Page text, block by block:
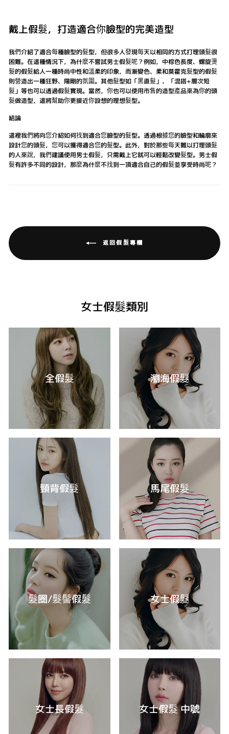
戴上假髮，打造適合你臉型的完美造型
我們介紹了適合每種臉型的髮型，但很多人發現每天以相同的方式打理頭髮很
困難。在這種情況下，為什麼不嘗試男士假髮呢？例如，中棕色長度、螺旋燙
髮的假髮給人一種時尚中性和溫柔的印象，而漸變色、柔和莫霍克髮型的假髮
則營造出一種狂野、陽剛的氛圍。其他髮型如「黑直髮」、「混搭+層次短
髮」等也可以透過假髮實現。當然，你也可以使用市售的造型產品來為你的頭
髮做造型，這將幫助你更接近你設想的理想髮型。
結論
這裡我們將向您介紹如何找到適合您臉型的髮型。透過根據您的臉型和輪廓來
設計您的頭髮，您可以獲得適合您的髮型。此外，對於那些每天難以打理頭髮
的人來說，我們建議使用男士假髮，只需戴上它就可以輕鬆改變髮型。男士假
髮有許多不同的設計，那麼為什麼不找到一頂適合自己的假髮並享受時尚呢？
返回假髮專欄
女士假髮類別
全假髮 瀏海假髮
頸背假髮 馬尾假髮
髮圈/髮髻假髮 女士假髮
女士長假髮 女士假髮 中號